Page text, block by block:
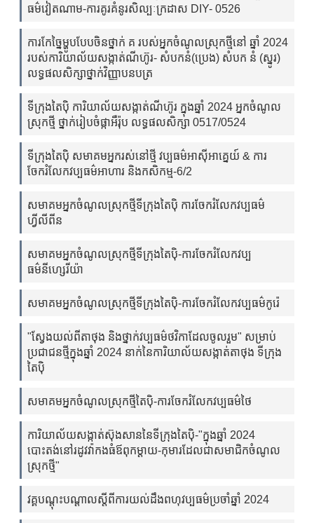
ធម៌វៀតណាម-ការគូរគំនូរសិល្បៈក្រដាស DIY- 0526
ការកែច្នៃម្ហូបបែបចិនថ្នាក់ គ របស់អ្នកចំណូលស្រុកថ្មីនៅ ឆ្នាំ 2024
របស់ការិយាល័យសង្កាត់ណីហ៊ូរ- សំបកនំ(ប្រេង) សំបក នំ (ស្នូរ)
លទ្ធផលសិក្សាថ្នាក់វិញ្ញាបនបត្រ
ទីក្រុងតៃប៉ិ ការិយាល័យសង្កាត់ណីហ៊ូរ ក្នុងឆ្នាំ 2024 អ្នកចំណូល
ស្រុកថ្មី ថ្នាក់រៀបចំផ្កាអឺរ៉ុប លទ្ធផលសិក្សា 0517/0524
ទីក្រុងតៃប៉ិ សមាគមអ្នករស់នៅថ្មី វប្បធម៌អាស៊ីអាគ្នេយ៍ & ការ
ចែករំលែកវប្បធម៌អាហារ និងកសិកម្ម-6/2
សមាគមអ្នកចំណូលស្រុកថ្មីទីក្រុងតៃប៉ិ ការចែករំលែកវប្បធម៌
ហ្វីលីពីន
សមាគមអ្នកចំណូលស្រុកថ្មីទីក្រុងតៃប៉ិ-ការចែករំលែកវប្ប
ធម៌នីហ្សេរីយ៉ា
សមាគមអ្នកចំណូលស្រុកថ្មីទីក្រុងតៃប៉ិ-ការចែករំលែកវប្បធម៌កូរ៉េ
"ស្វែងយល់ពីតាថុង និងថ្នាក់វប្បធម៌ថវិកាដែលចូលរួម" សម្រាប់
ប្រជាជនថ្មីក្នុងឆ្នាំ 2024 នាក់នៃការិយាល័យសង្កាត់តាថុង ទីក្រុង
តៃប៉ិ
សមាគមអ្នកចំណូលស្រុកថ្មីតៃប៉ិ-ការចែករំលែកវប្បធម៌ថៃ
ការិយាល័យសង្កាត់ស៊ុងសាននៃទីក្រុងតៃប៉ិ-"ក្នុងឆ្នាំ 2024
បោះតង់នៅរដូវវ៉ាកងធំឪពុកម្តាយ-កុមារដែលជាសមាជិកចំណូល
ស្រុកថ្មី"
វគ្គបណ្តុះបណ្តាលស្តីពីការយល់ដឹងពហុវប្បធម៌ប្រចាំឆ្នាំ 2024